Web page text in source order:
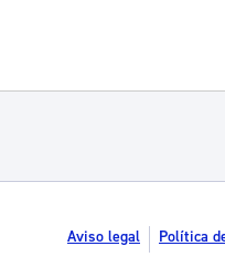
Aviso legal Política